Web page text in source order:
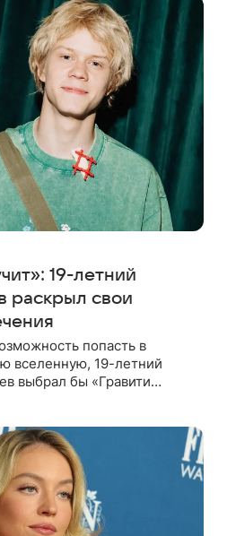
19-летний
раскрыл свои
попасть в
вселенную, 19-летний
выбрал бы «Гравити